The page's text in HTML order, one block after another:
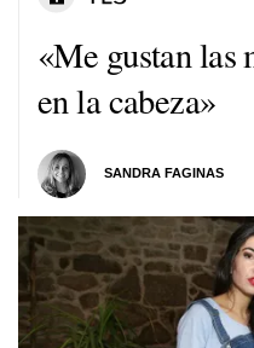
«Me gustan las
en la cabeza»
SANDRA FAGINAS